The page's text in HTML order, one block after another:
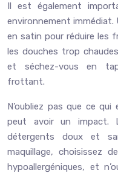
Il est également
environnement immédiat.
en satin pour réduire les
les douches trop
et séchez-vous en
frottant.
N’oubliez pas que ce
peut avoir un impact.
détergents doux et
maquillage, choisissez
hypoallergéniques, et